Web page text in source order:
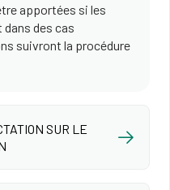
apportées si les
des cas
suivront la procédure
SUR LE